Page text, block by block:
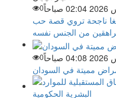
0
ناجحة تروي قصة حب
من الجنس نفسه
0
مميتة في السودان